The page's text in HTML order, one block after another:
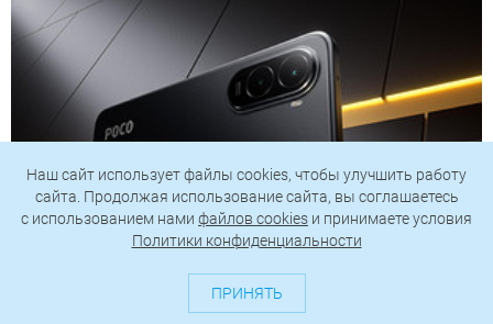
Смартфоны до 20 000 рублей: 7 лучших моделей в
Наш сайт использует файлы cookies, чтобы улучшить работу
сайта. Продолжая использование сайта, вы соглашаетесь
c использованием нами файлов cookies и принимаете условия
Политики конфиденциальности
ПРИНЯТЬ